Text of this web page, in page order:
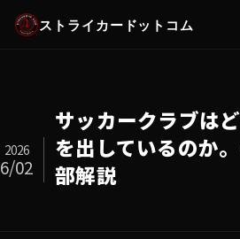
ストライカードットコム
サッカークラブは
を出しているのか
部解説
2026
6/02